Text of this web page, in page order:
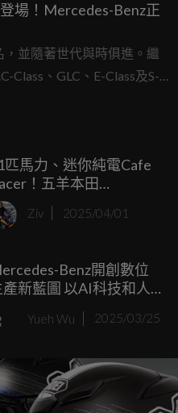
場！Mercedes-Benz正
並隨著世代與時俱進。繼
Class、GLC、E-Class及S-
力，今日宣布全新25/25年
市場主力的豪華休旅與商
匹馬力、迷你純電Cafe
！五羊本田
中國工信部認證
曝光
Ziv 2025/04/01
Benz開創數位
產新藍圖 以AI科技和人
Yueh Wu 2025/03/25